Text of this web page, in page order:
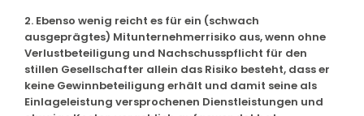
2. Ebenso wenig reicht es für ein (schwach
ausgeprägtes) Mitunternehmerrisiko aus, wenn ohne
Verlustbeteiligung und Nachschusspflicht für den
stillen Gesellschafter allein das Risiko besteht, dass er
keine Gewinnbeteiligung erhält und damit seine als
Einlageleistung versprochenen Dienstleistungen und